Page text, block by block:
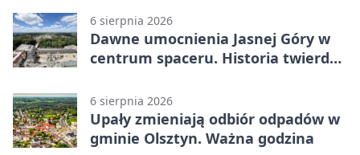
6 sierpnia 2026
Dawne umocnienia Jasnej Góry w
centrum spaceru. Historia twierdzy
6 sierpnia 2026
Upały zmieniają odbiór odpadów w
gminie Olsztyn. Ważna godzina